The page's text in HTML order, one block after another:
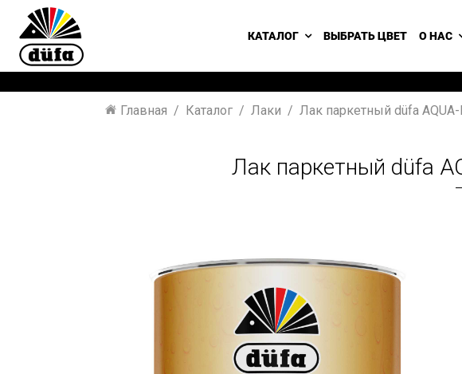
КАТАЛОГ ВЫБРАТЬ ЦВЕТ О НАС
Главная Каталог Лаки Лак паркетный düfa
Лак паркетный düfa